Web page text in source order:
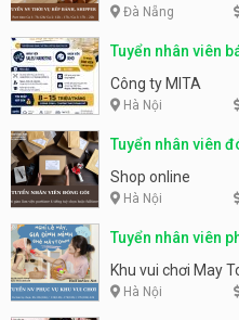
Đà Nẵng
Tuyển nhân viên
parttime, fulltime
Công ty MITA
Hà Nội
Tuyển nhân viên
Shop online
Hà Nội
Tuyển nhân viên
động
Khu vui chơi May
Hà Nội